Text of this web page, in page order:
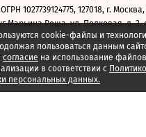
cookie-файлы и
пользоваться данным
согласие на использование
в соответствии с
персональных данных.
1027739124775, 127018, г.
Марьина Роща, ул. Полковая, д. 3,